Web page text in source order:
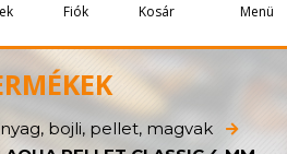
Fiók Kosár Menü
bojli, pellet, magvak